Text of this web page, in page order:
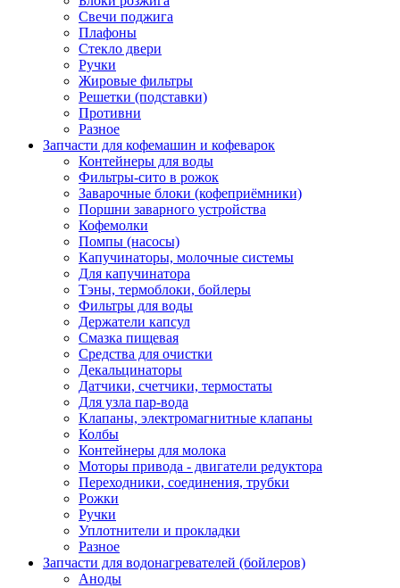
Свечи поджига
Плафоны
Стекло двери
Ручки
Жировые фильтры
Решетки (подставки)
Противни
Разное
Запчасти для кофемашин и кофеварок
Контейнеры для воды
Фильтры-сито в рожок
Заварочные блоки (кофеприёмники)
Поршни заварного устройства
Кофемолки
Помпы (насосы)
Капучинаторы, молочные системы
Для капучинатора
Тэны, термоблоки, бойлеры
Фильтры для воды
Держатели капсул
Смазка пищевая
Средства для очистки
Декальцинаторы
Датчики, счетчики, термостаты
Для узла пар-вода
Клапаны, электромагнитные клапаны
Колбы
Контейнеры для молока
Моторы привода - двигатели редуктора
Переходники, соединения, трубки
Рожки
Ручки
Уплотнители и прокладки
Разное
Запчасти для водонагревателей (бойлеров)
Аноды